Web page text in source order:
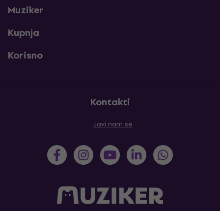
Muziker
Kupnja
Korisno
Kontakti
Javi nam se